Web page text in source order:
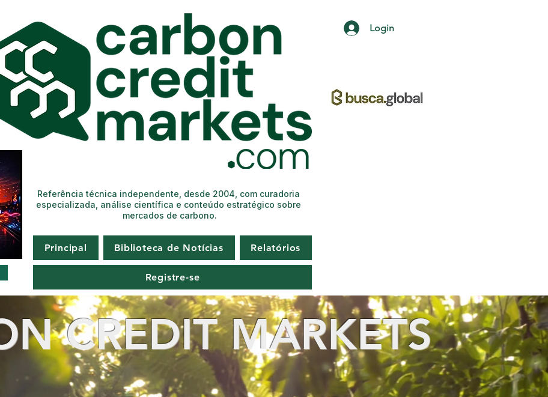
Principal Biblioteca de Notícias Relatórios
Registre-se
Referência técnica independente, desde 2004, com curadoria
especializada, análise científica e conteúdo estratégico sobre
mercados de carbono.
Login
CREDIT MARKETS